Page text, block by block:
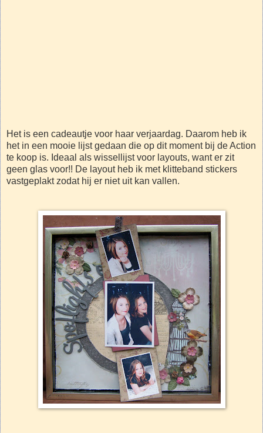
Het is een cadeautje voor haar verjaardag. Daarom heb ik
het in een mooie lijst gedaan die op dit moment bij de Action
te koop is. Ideaal als wissellijst voor layouts, want er zit
geen glas voor!! De layout heb ik met klitteband stickers
vastgeplakt zodat hij er niet uit kan vallen.